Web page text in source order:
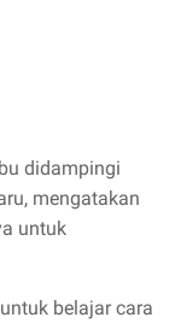
didampingi
mengatakan
untuk
belajar cara